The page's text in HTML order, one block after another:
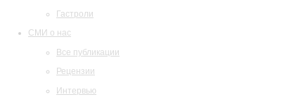
Гастроли
СМИ о нас
Все публикации
Рецензии
Интервью